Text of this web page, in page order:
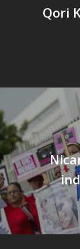
Qori